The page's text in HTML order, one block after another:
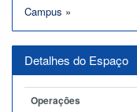
Campus »
Detalhes do Espaço
Operações